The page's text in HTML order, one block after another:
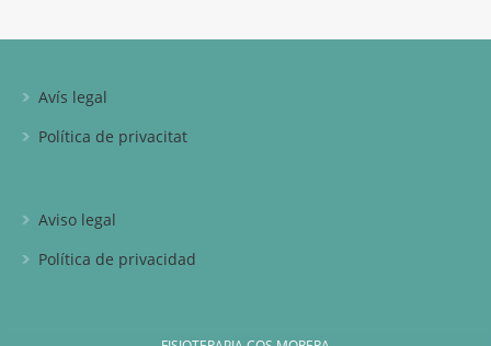
Avís legal
Política de privacitat
Aviso legal
Política de privacidad